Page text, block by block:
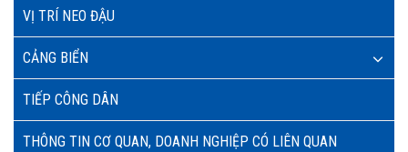
VỊ TRÍ NEO ĐẬU
CẢNG BIỂN
TIẾP CÔNG DÂN
THÔNG TIN CƠ QUAN, DOANH NGHIỆP CÓ LIÊN QUAN